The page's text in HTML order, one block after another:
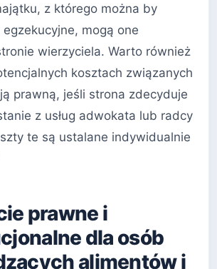
z którego można by
mogą one
wierzyciela. Warto również
kosztach związanych
prawną, jeśli strona zdecyduje
z usług adwokata lub radcy
te są ustalane indywidualnie
prawne i
dla osób
alimentów i